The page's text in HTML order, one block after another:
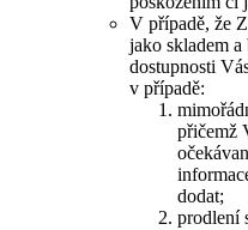
V případě, že
jako skladem a
dostupnosti
v případě:
přičemž
dodat;
prodlení